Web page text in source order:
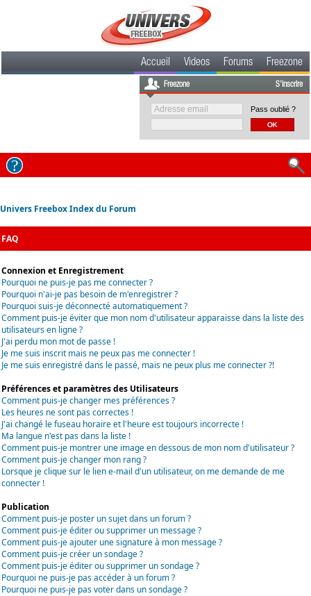
Accueil Videos Forums Freezone
Freezone S'inscrire
Pass oublié ?
Univers Freebox Index du Forum
FAQ
Connexion et Enregistrement
Pourquoi ne puis-je pas me connecter ?
Pourquoi n'ai-je pas besoin de m'enregistrer ?
Pourquoi suis-je déconnecté automatiquement ?
Comment puis-je éviter que mon nom d'utilisateur apparaisse dans la liste des
utilisateurs en ligne ?
J'ai perdu mon mot de passe !
Je me suis inscrit mais ne peux pas me connecter !
Je me suis enregistré dans le passé, mais ne peux plus me connecter ?!
Préférences et paramètres des Utilisateurs
Comment puis-je changer mes préférences ?
Les heures ne sont pas correctes !
J'ai changé le fuseau horaire et l'heure est toujours incorrecte !
Ma langue n'est pas dans la liste !
Comment puis-je montrer une image en dessous de mon nom d'utilisateur ?
Comment puis-je changer mon rang ?
Lorsque je clique sur le lien e-mail d'un utilisateur, on me demande de me
connecter !
Publication
Comment puis-je poster un sujet dans un forum ?
Comment puis-je éditer ou supprimer un message ?
Comment puis-je ajouter une signature à mon message ?
Comment puis-je créer un sondage ?
Comment puis-je éditer ou supprimer un sondage ?
Pourquoi ne puis-je pas accéder à un forum ?
Pourquoi ne puis-je pas voter dans un sondage ?